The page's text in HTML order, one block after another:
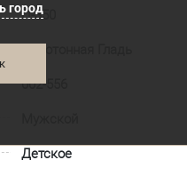
город
П-350
002-556
Детское